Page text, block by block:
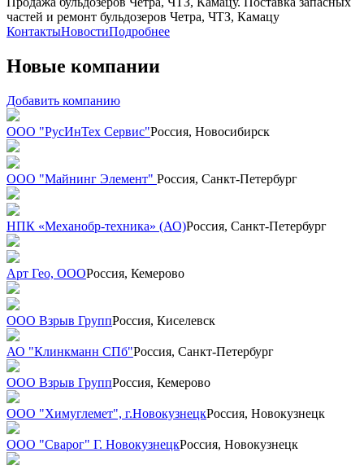
частей и ремонт бульдозеров Четра, ЧТЗ, Камацу
КонтактыНовостиПодробнее
Новые компании
Добавить компанию
ООО "РусИнТех Сервис"Россия, Новосибирск
ООО "Майнинг Элемент" Россия, Санкт-Петербург
НПК «Механобр-техника» (АО)Россия, Санкт-Петербург
Арт Гео, ОООРоссия, Кемерово
ООО Взрыв ГруппРоссия, Киселевск
АО "Клинкманн СПб"Россия, Санкт-Петербург
ООО Взрыв ГруппРоссия, Кемерово
ООО "Химуглемет", г.НовокузнецкРоссия, Новокузнецк
ООО "Сварог" Г. НовокузнецкРоссия, Новокузнецк